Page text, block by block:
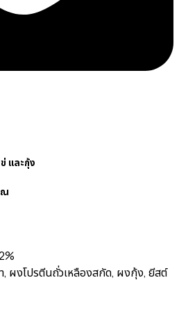
และกุ้ง
ณ
, ผงโปรตีนถั่วเหลืองสกัด, ผงกุ้ง, ยีสต์